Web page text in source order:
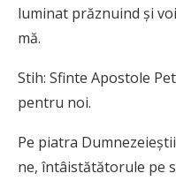
luminat prăznuind şi
mă.
Stih: Sfinte Apostole
pentru noi.
Pe piatra
ne, întâistătătorule pe